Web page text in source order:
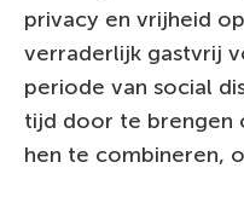
privacy en vrijheid
verraderlijk gastvrij
periode van social
tijd door te brengen
hen te combineren,